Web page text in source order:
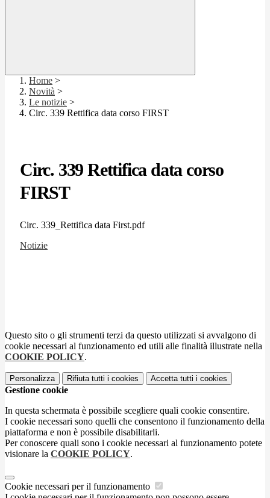
Home >
Novità >
Le notizie >
Circ. 339 Rettifica data corso FIRST
Circ. 339 Rettifica data corso
FIRST
Circ. 339_Rettifica data First.pdf
Notizie
Questo sito o gli strumenti terzi da questo utilizzati si avvalgono di
cookie necessari al funzionamento ed utili alle finalità illustrate nella
COOKIE POLICY.
Personalizza Rifiuta tutti i cookies Accetta tutti i cookies
Gestione cookie
In questa schermata è possibile scegliere quali cookie consentire.
I cookie necessari sono quelli che consentono il funzionamento della
piattaforma e non è possibile disabilitarli.
Per conoscere quali sono i cookie necessari al funzionamento potete
visionare la COOKIE POLICY.
Cookie necessari per il funzionamento